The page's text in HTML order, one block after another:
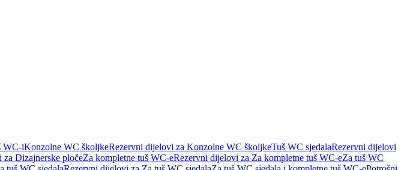
WC-iKonzolne WC školjkeRezervni dijelovi za Konzolne WC školjkeTuš WC sjedalaRezervni dijelovi
Dizajnerske pločeZa kompletne tuš WC-eRezervni dijelovi za Za kompletne tuš WC-eZa tuš WC